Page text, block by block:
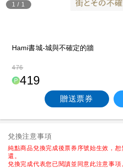
1 / 1
Hami書城-城與不確定的牆
476
419
贈送票券
兌換注意事項
純點商品兌換完成後票券序號始生效，
還。
兌換完成代表您已閱讀並同意此注意事項